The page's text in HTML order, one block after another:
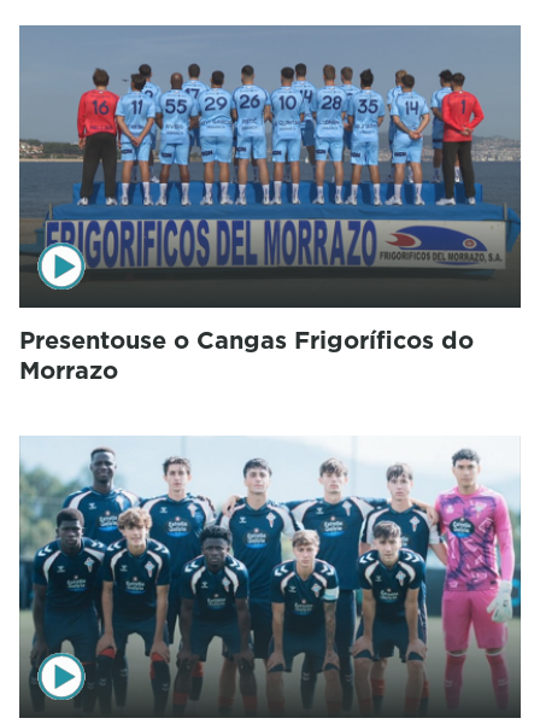
Presentouse o Cangas Frigoríficos do
Morrazo